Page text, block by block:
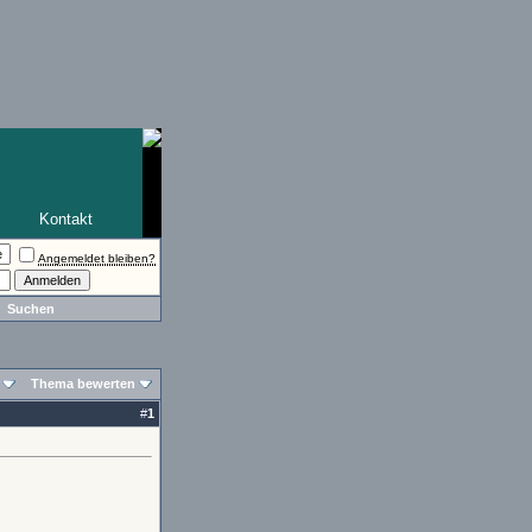
Kontakt
Angemeldet bleiben?
Suchen
Thema bewerten
#1